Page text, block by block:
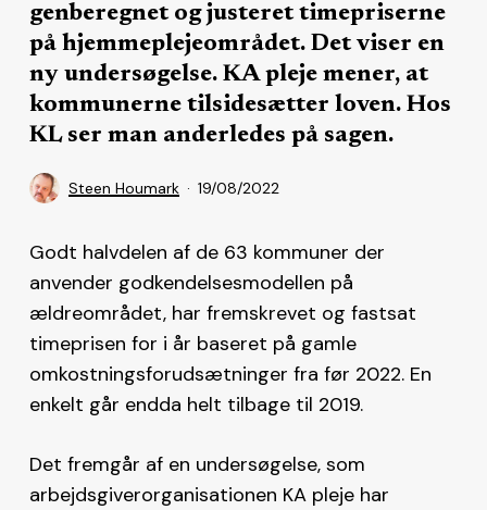
genberegnet og justeret timepriserne
på hjemmeplejeområdet. Det viser en
ny undersøgelse. KA pleje mener, at
kommunerne tilsidesætter loven. Hos
KL ser man anderledes på sagen.
Steen Houmark 19/08/2022
Godt halvdelen af de 63 kommuner der
anvender godkendelsesmodellen på
ældreområdet, har fremskrevet og fastsat
timeprisen for i år baseret på gamle
omkostningsforudsætninger fra før 2022. En
enkelt går endda helt tilbage til 2019.
Det fremgår af en undersøgelse, som
arbejdsgiverorganisationen KA pleje har